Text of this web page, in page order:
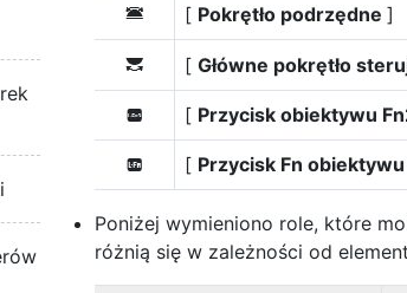
3 [ Pokrętło podrzędne ]
y [ Główne pokrętło
3 [ Przycisk obiektywu
S [ Przycisk Fn obiektywu
Poniżej wymieniono role, które
różnią się w zależności od